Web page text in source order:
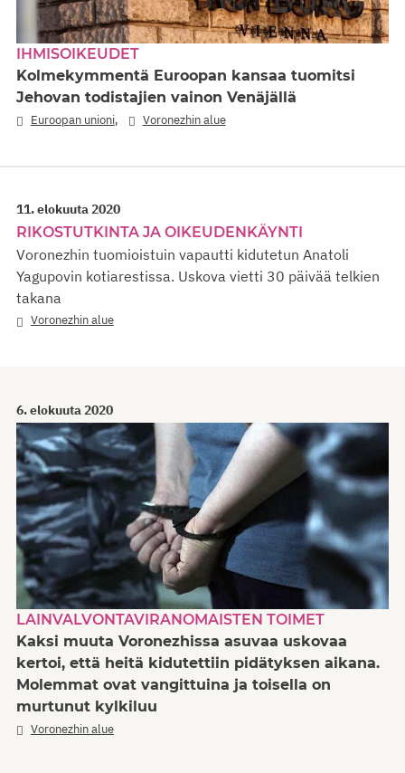
IHMISOIKEUDET
Kolmekymmentä Euroopan kansaa tuomitsi
Jehovan todistajien vainon Venäjällä
Euroopan unioni, Voronezhin alue
11. elokuuta 2020
RIKOSTUTKINTA JA OIKEUDENKÄYNTI
Voronezhin tuomioistuin vapautti kidutetun Anatoli
Yagupovin kotiarestissa. Uskova vietti 30 päivää telkien
takana
Voronezhin alue
6. elokuuta 2020
LAINVALVONTAVIRANOMAISTEN TOIMET
Kaksi muuta Voronezhissa asuvaa uskovaa
kertoi, että heitä kidutettiin pidätyksen aikana.
Molemmat ovat vangittuina ja toisella on
murtunut kylkiluu
Voronezhin alue